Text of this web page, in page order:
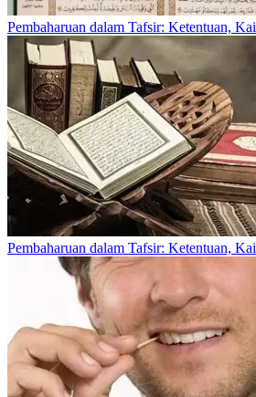
Pembaharuan dalam Tafsir: Ketentuan,
Pembaharuan dalam Tafsir: Ketentuan,